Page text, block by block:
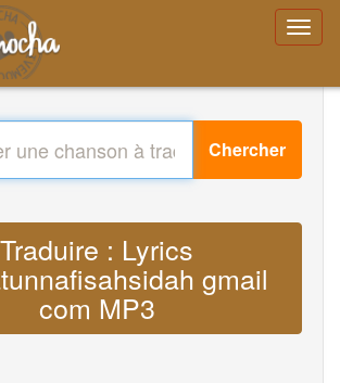
Chercher
Traduire : Lyrics
gmail
com MP3